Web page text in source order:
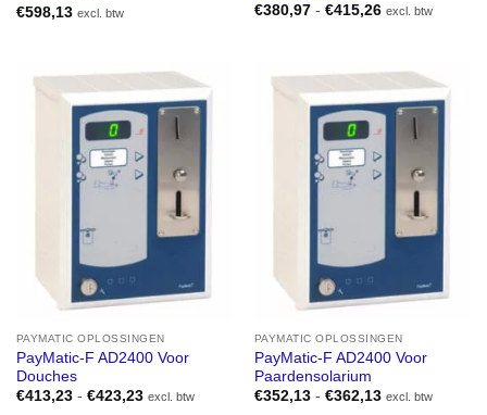
Gewaardeerd
€598,13 excl. btw
€380,97 - €415,26Prijsklasse:
excl. btw
PAYMATIC OPLOSSINGEN
PayMatic-F AD2400 Voor
Douches
€413,23 - €423,23Prijsklasse:
excl. btw
PAYMATIC OPLOSSINGEN
PayMatic-F AD2400 Voor
Paardensolarium
€352,13 - €362,13Prijsklasse:
excl. btw